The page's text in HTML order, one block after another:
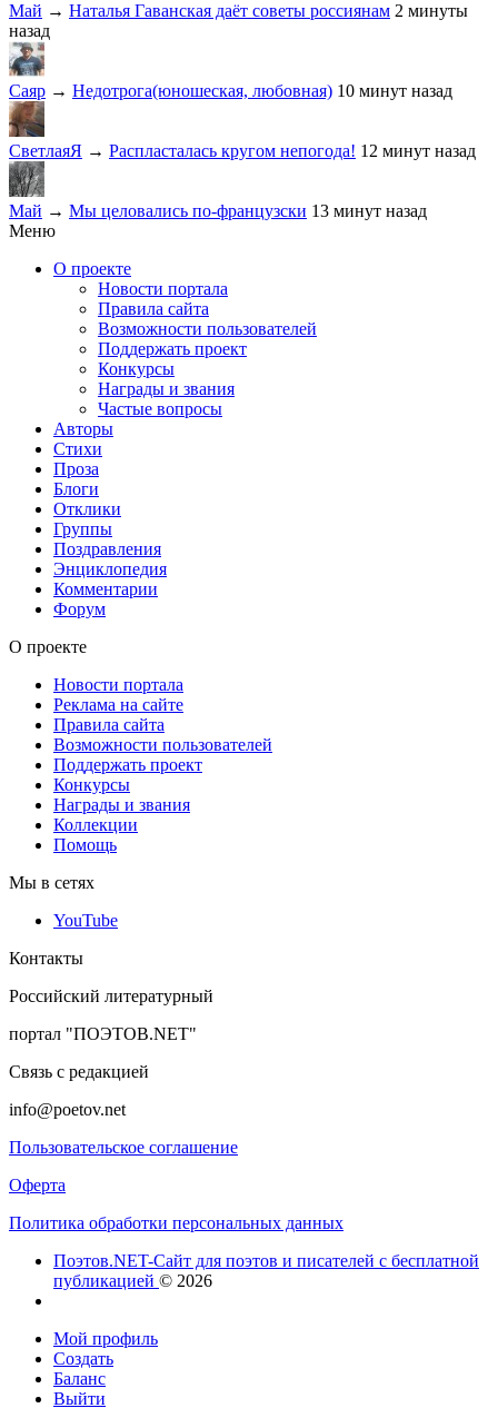
Май → Наталья Гаванская даёт советы россиянам 2 минуты
назад
Саяр → Недотрога(юношеская, любовная) 10 минут назад
СветлаяЯ → Распласталась кругом непогода! 12 минут назад
Май → Мы целовались по-французски 13 минут назад
Меню
О проекте
Новости портала
Правила сайта
Возможности пользователей
Поддержать проект
Конкурсы
Награды и звания
Частые вопросы
Авторы
Стихи
Проза
Блоги
Отклики
Группы
Поздравления
Энциклопедия
Комментарии
Форум
О проекте
Новости портала
Реклама на сайте
Правила сайта
Возможности пользователей
Поддержать проект
Конкурсы
Награды и звания
Коллекции
Помощь
Мы в сетях
YouTube
Контакты
Российский литературный
портал "ПОЭТОВ.NET"
Связь с редакцией
info@poetov.net
Пользовательское соглашение
Оферта
Политика обработки персональных данных
Поэтов.NET-Сайт для поэтов и писателей с бесплатной
публикацией © 2026
Мой профиль
Создать
Баланс
Выйти